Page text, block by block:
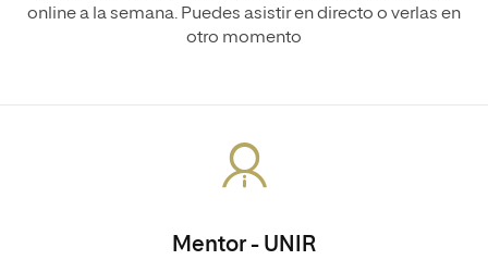
online a la semana. Puedes asistir en directo o verlas en
otro momento
Mentor - UNIR